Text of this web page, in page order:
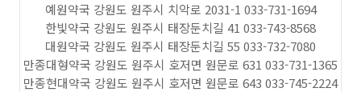
예원약국 강원도 원주시 치악로 2031-1 033-731-1694
한빛약국 강원도 원주시 태장둔치길 41 033-743-8568
대원약국 강원도 원주시 태장둔치길 55 033-732-7080
만종대형약국 강원도 원주시 호저면 원문로 631 033-731-1365
만종현대약국 강원도 원주시 호저면 원문로 643 033-745-2224